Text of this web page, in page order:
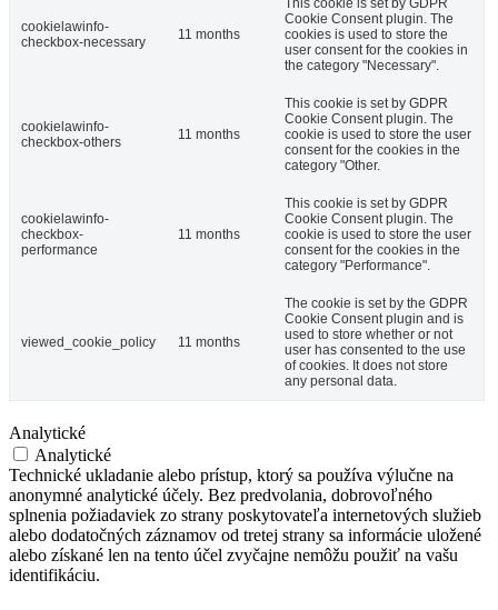
cookielawinfo-
checkbox-necessary
11 months
This cookie is set by GDPR
Cookie Consent plugin. The
cookies is used to store the
user consent for the cookies in
the category "Necessary".
cookielawinfo-
checkbox-others
11 months
This cookie is set by GDPR
Cookie Consent plugin. The
cookie is used to store the user
consent for the cookies in the
category "Other.
cookielawinfo-
checkbox-
performance
11 months
This cookie is set by GDPR
Cookie Consent plugin. The
cookie is used to store the user
consent for the cookies in the
category "Performance".
viewed_cookie_policy 11 months
The cookie is set by the GDPR
Cookie Consent plugin and is
used to store whether or not
user has consented to the use
of cookies. It does not store
any personal data.
Analytické
Analytické
Technické ukladanie alebo prístup, ktorý sa používa výlučne na
anonymné analytické účely. Bez predvolania, dobrovoľného
splnenia požiadaviek zo strany poskytovateľa internetových služieb
alebo dodatočných záznamov od tretej strany sa informácie uložené
alebo získané len na tento účel zvyčajne nemôžu použiť na vašu
identifikáciu.